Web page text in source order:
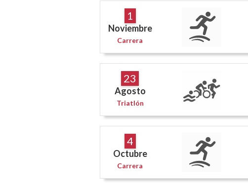
1
Noviembre
Carrera
23
Agosto
Triatlón
4
Octubre
Carrera